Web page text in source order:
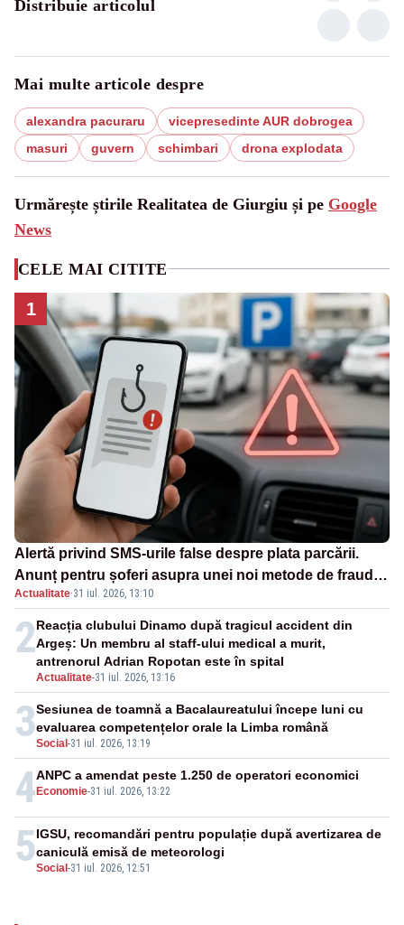
Distribuie articolul
Mai multe articole despre
alexandra pacuraru
vicepresedinte AUR dobrogea
masuri
guvern schimbari drona explodata
Urmărește știrile Realitatea de Giurgiu și pe Google
News
CELE MAI CITITE
1
Alertă privind SMS-urile false despre plata parcării.
Anunț pentru șoferi asupra unei noi metode de fraudă
online
Actualitate·31 iul. 2026, 13:10
2
Actualitate-31 iul. 2026, 13:16
Reacția clubului Dinamo după tragicul accident din
Argeș: Un membru al staff-ului medical a murit,
antrenorul Adrian Ropotan este în spital
3Social -31 iul. 2026, 13:19
Sesiunea de toamnă a Bacalaureatului începe luni cu
evaluarea competențelor orale la Limba română
4 Economie-31 iul. 2026, 13:22
ANPC a amendat peste 1.250 de operatori economici
5Social -31 iul. 2026, 12:51
IGSU, recomandări pentru populație după avertizarea de
caniculă emisă de meteorologi